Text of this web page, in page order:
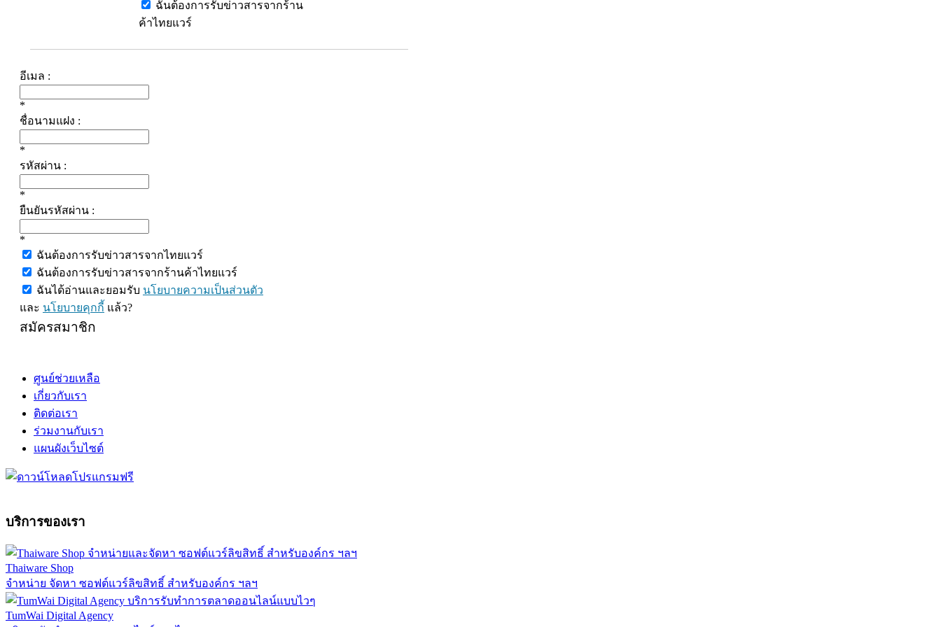
ฉันต้องการรับข่าวสารจากร้าน
ค้าไทยแวร์
อีเมล :
*
ชื่อนามแฝง :
*
รหัสผ่าน :
*
ยืนยันรหัสผ่าน :
*
ฉันต้องการรับข่าวสารจากไทยแวร์
ฉันต้องการรับข่าวสารจากร้านค้าไทยแวร์
ฉันได้อ่านและยอมรับ นโยบายความเป็นส่วนตัว
และ นโยบายคุกกี้ แล้ว?
สมัครสมาชิก
ศูนย์ช่วยเหลือ
เกี่ยวกับเรา
ติดต่อเรา
ร่วมงานกับเรา
แผนผังเว็บไซต์
บริการของเรา
Thaiware Shop
จำหน่าย จัดหา ซอฟต์แวร์ลิขสิทธิ์ สำหรับองค์กร ฯลฯ
TumWai Digital Agency